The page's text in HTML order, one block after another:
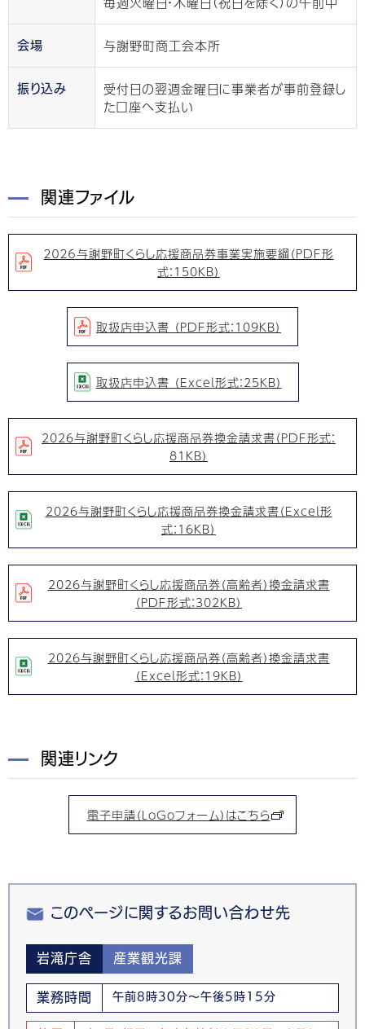
会場 与謝野町商工会本所
振り込み
受付日の翌週金曜日に事業者が事前登録し
た口座へ支払い
関連ファイル
２０２６与謝野町くらし応援商品券事業実施要綱（PDF形
式：150KB）
取扱店申込書 （PDF形式：109KB）
取扱店申込書 （Excel形式：25KB）
2026与謝野町くらし応援商品券換金請求書（PDF形式：
81KB）
2026与謝野町くらし応援商品券換金請求書（Excel形
式：16KB）
2026与謝野町くらし応援商品券（高齢者）換金請求書
（PDF形式：302KB）
2026与謝野町くらし応援商品券（高齢者）換金請求書
（Excel形式：19KB）
関連リンク
電子申請（LoGoフォーム）はこちら
このページに関するお問い合わせ先
岩滝庁舎 産業観光課
業務時間 午前8時30分～午後5時15分